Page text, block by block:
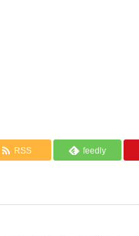
RSS feedly